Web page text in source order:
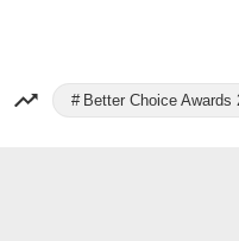
Better Choice Awards